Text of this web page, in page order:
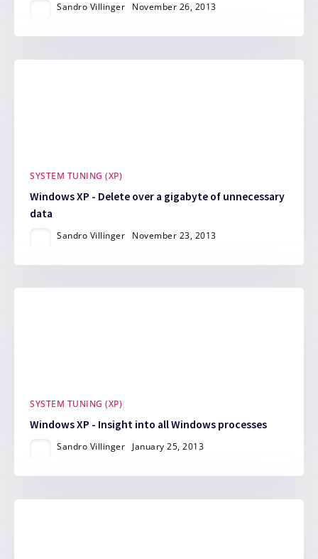
Sandro Villinger November 26, 2013
SYSTEM TUNING (XP)
Windows XP - Delete over a gigabyte of unnecessary
data
Sandro Villinger November 23, 2013
SYSTEM TUNING (XP)
Windows XP - Insight into all Windows processes
Sandro Villinger January 25, 2013